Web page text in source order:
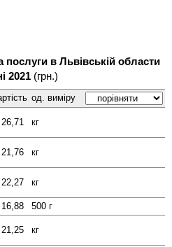
послуги в Львівській области
2021 (грн.)
од. виміру
26,71 кг
21,76 кг
22,27 кг
16,88
500 г
21,25 кг